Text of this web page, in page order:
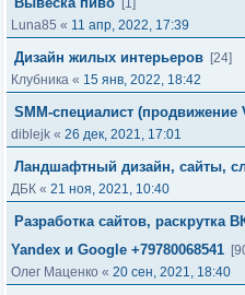
[1]
Luna85 « 11 апр, 2022, 17:39
Дизайн жилых интерьеров [24]
Клубника « 15 янв, 2022, 18:42
SMM-специалист (продвижение
diblejk « 26 дек, 2021, 17:01
Ландшафтный дизайн, сайты,
ДБК « 21 ноя, 2021, 10:40
Разработка сайтов, раскрутка
Yandex и Google +79780068541
Олег Маценко « 20 сен, 2021, 18:40